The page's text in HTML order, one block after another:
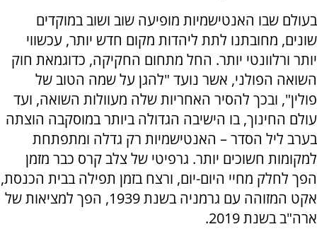
בעולם שבו האנטישמיות מופיעה שוב ושוב במוקדים
שונים, מחובתנו לתת ליהדות מקום חדש יותר, עכשווי
יותר ורלוונטי יותר. החל מתחום החקיקה, כדוגמאת חוק
השואה הפולני, אשר נועד "להגן על שמה הטוב של
פולין", ובכך להסיר האחריות שלה מעוולות השואה, ועד
עולם החינוך, בו הישיבה הגדולה ביותר במוסקבה הוצתה
בערב ליל הסדר – האנטישמיות רק גדלה ומתפתחת
למקומות חשוכים יותר. גרפיטי של צלב קרס כבר מזמן
הפך לחלק מחיי היום-יום, ורצח בזמן תפילה בבית הכנסת,
אקט המזוהה עם גרמניה בשנת 1939, הפך למציאות של
ארה"ב בשנת 2019.